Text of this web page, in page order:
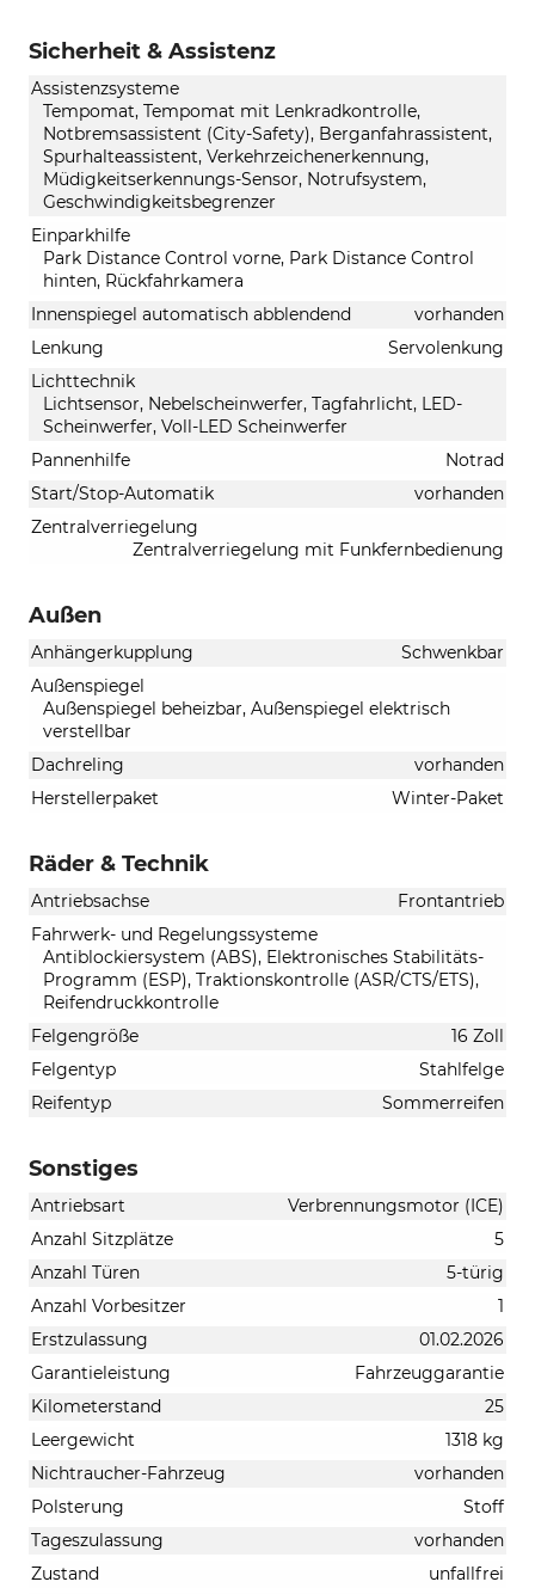
Sicherheit & Assistenz
Assistenzsysteme
Tempomat, Tempomat mit Lenkradkontrolle,
Notbremsassistent (City-Safety), Berganfahrassistent,
Spurhalteassistent, Verkehrzeichenerkennung,
Müdigkeitserkennungs-Sensor, Notrufsystem,
Geschwindigkeitsbegrenzer
Einparkhilfe
Park Distance Control vorne, Park Distance Control
hinten, Rückfahrkamera
Innenspiegel automatisch abblendend
vorhanden
Lenkung
Servolenkung
Lichttechnik
Lichtsensor, Nebelscheinwerfer, Tagfahrlicht, LED-
Scheinwerfer, Voll-LED Scheinwerfer
Pannenhilfe
Notrad
Start/Stop-Automatik
vorhanden
Zentralverriegelung
Zentralverriegelung mit Funkfernbedienung
Außen
Anhängerkupplung
Schwenkbar
Außenspiegel
Außenspiegel beheizbar, Außenspiegel elektrisch
verstellbar
Dachreling
vorhanden
Herstellerpaket
Winter-Paket
Räder & Technik
Antriebsachse
Frontantrieb
Fahrwerk- und Regelungssysteme
Antiblockiersystem (ABS), Elektronisches Stabilitäts-
Programm (ESP), Traktionskontrolle (ASR/CTS/ETS),
Reifendruckkontrolle
Felgengröße
16 Zoll
Felgentyp
Stahlfelge
Reifentyp
Sommerreifen
Sonstiges
Antriebsart
Verbrennungsmotor (ICE)
Anzahl Sitzplätze
5
Anzahl Türen
5-türig
Anzahl Vorbesitzer
1
Erstzulassung
01.02.2026
Garantieleistung
Fahrzeuggarantie
Kilometerstand
25
Leergewicht
1318 kg
Nichtraucher-Fahrzeug
vorhanden
Polsterung
Stoff
Tageszulassung
vorhanden
Zustand
unfallfrei